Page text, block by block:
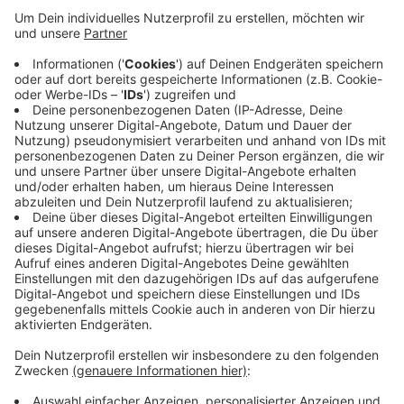
Anzeige
Die Wohnwagen standen demnach auf einem Feld auf
der Straße Am Wahler Berg. In den meisten Fällen
haben die Täter Seitenfenster eingeschlagen oder
ganze Kunststoff-Scheiben herausgebrochen.
Außerdem waren Türen aufgehebelt. Was die Täter
aus den Wohnwagen geklaut haben, steht laut Polizei
noch nicht fest. Wie Wohnwagen vor Diebstahl und
Einbruch geschützt werden können, stehthier.
Anzeige